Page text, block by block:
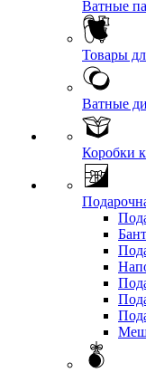
Ватные
Товары
Ватные
Коробки